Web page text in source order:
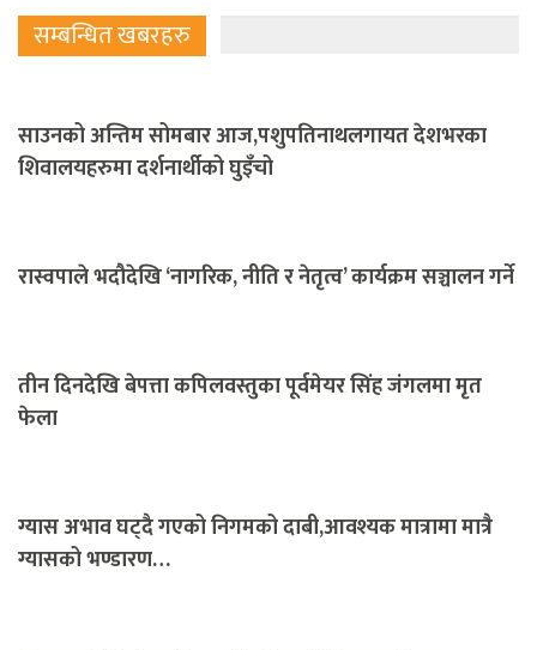
सम्बन्धित खबरहरु
साउनको अन्तिम सोमबार आज,पशुपतिनाथलगायत देशभरका
शिवालयहरुमा दर्शनार्थीको घुइँचो
रास्वपाले भदौदेखि ‘नागरिक, नीति र नेतृत्व’ कार्यक्रम सञ्चालन गर्ने
तीन दिनदेखि बेपत्ता कपिलवस्तुका पूर्वमेयर सिंह जंगलमा मृत
फेला
ग्यास अभाव घट्दै गएको निगमको दाबी,आवश्यक मात्रामा मात्रै
ग्यासको भण्डारण…